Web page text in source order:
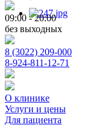
09:00 - 20:00
без выходных
8 (3022) 209-000
8-924-811-12-71
О клинике
Услуги и цены
Для пациента